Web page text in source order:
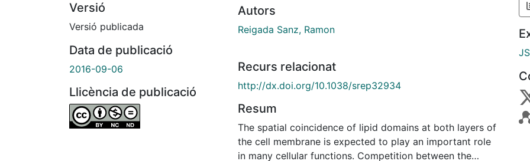
Versió
Versió publicada
Data de publicació
2016-09-06
Llicència de publicació
Autors
Reigada Sanz, Ramon
Recurs relacionat
http://dx.doi.org/10.1038/srep32934
Resum
The spatial coincidence of lipid domains at both layers of
the cell membrane is expected to play an important role
in many cellular functions. Competition between the